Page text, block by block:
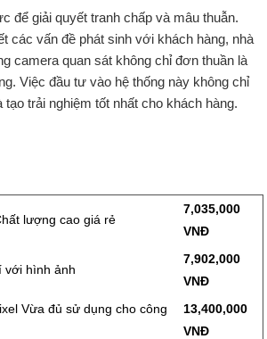
để giải quyết tranh chấp và mâu thuẫn.
các vấn đề phát sinh với khách hàng, nhà
camera quan sát không chỉ đơn thuần là
Việc đầu tư vào hệ thống này không chỉ
trải nghiệm tốt nhất cho khách hàng.
lượng cao giá rẻ
7,035,000
VNĐ
với hình ảnh
7,902,000
VNĐ
Vừa đủ sử dụng cho công
13,400,000
VNĐ